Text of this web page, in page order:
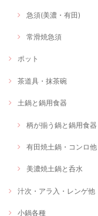
急須(美濃・有田)
常滑焼急須
ポット
茶道具・抹茶碗
土鍋と鍋用食器
柄が揃う鍋と鍋用食器
有田焼土鍋・コンロ他
美濃焼土鍋と呑水
汁次・アラ入・レンゲ他
小鍋各種